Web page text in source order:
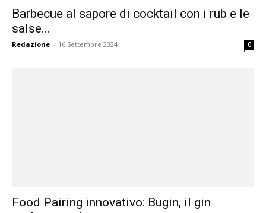
Barbecue al sapore di cocktail con i rub e le
salse...
Redazione - 16 Settembre 2024 0
Food Pairing innovativo: Bugin, il gin